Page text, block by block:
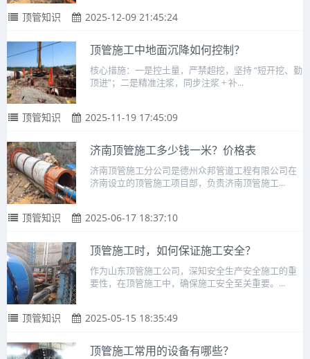
顶管知识 2025-12-09 21:45:24
顶管施工中地面沉降如何控制？
核心措施：一是控土量，严禁超挖，坚持 “短开挖、勤
顶进”；二是精准注浆，同步注浆 + 补...
顶管知识 2025-11-19 17:45:09
济南顶管施工多少钱一米？价格表
济南顶管施工分公司是德州众邦管道工程有限公司在
济南设立的顶管施工项目部，负责济南顶管施工...
顶管知识 2025-06-17 18:37:10
顶管施工时，如何保证施工安全？
作为山东顶管施工公司，深知安全生产安全施工的重
要性，在顶管施工中，确保施工安全至关重要。...
顶管知识 2025-05-15 18:35:49
顶管施工常用的设备有哪些？